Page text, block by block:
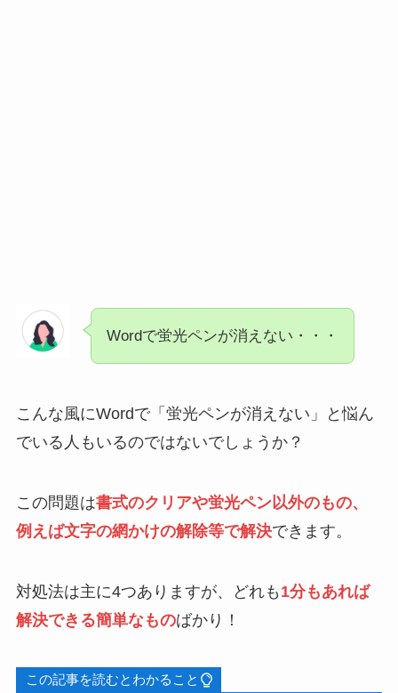
Wordで蛍光ペンが消えない・・・
こんな風にWordで「蛍光ペンが消えない」と悩ん
でいる人もいるのではないでしょうか？
この問題は書式のクリアや蛍光ペン以外のもの、
例えば文字の網かけの解除等で解決できます。
対処法は主に4つありますが、どれも 1分もあれば
解決できる簡単なものばかり！
この記事を読むとわかること